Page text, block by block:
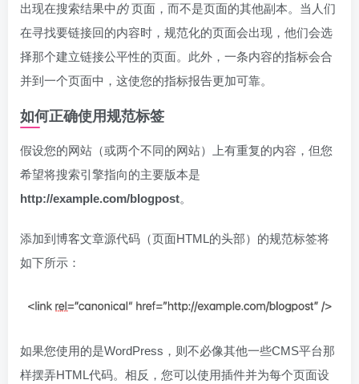
出现在搜索结果中的页面，而不是页面的其他副本。当人们
在寻找要链接回的内容时，规范化的页面会出现，他们会选
择那个建立链接公平性的页面。此外，一条内容的指标会合
并到一个页面中，这使您的指标报告更加可靠。
如何正确使用规范标签
假设您的网站（或两个不同的网站）上有重复的内容，但您
希望将搜索引擎指向的主要版本是
http://example.com/blogpost。
添加到博客文章源代码（页面HTML的头部）的规范标签将
如下所示：
如果您使用的是WordPress，则不必像其他一些CMS平台那
样摆弄HTML代码。相反，您可以使用插件并为每个页面设